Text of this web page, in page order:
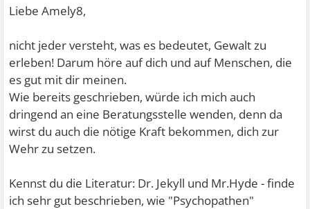
Liebe Amely8,
nicht jeder versteht, was es bedeutet, Gewalt zu
erleben! Darum höre auf dich und auf Menschen, die
es gut mit dir meinen.
Wie bereits geschrieben, würde ich mich auch
dringend an eine Beratungsstelle wenden, denn da
wirst du auch die nötige Kraft bekommen, dich zur
Wehr zu setzen.
Kennst du die Literatur: Dr. Jekyll und Mr.Hyde - finde
ich sehr gut beschrieben, wie "Psychopathen"